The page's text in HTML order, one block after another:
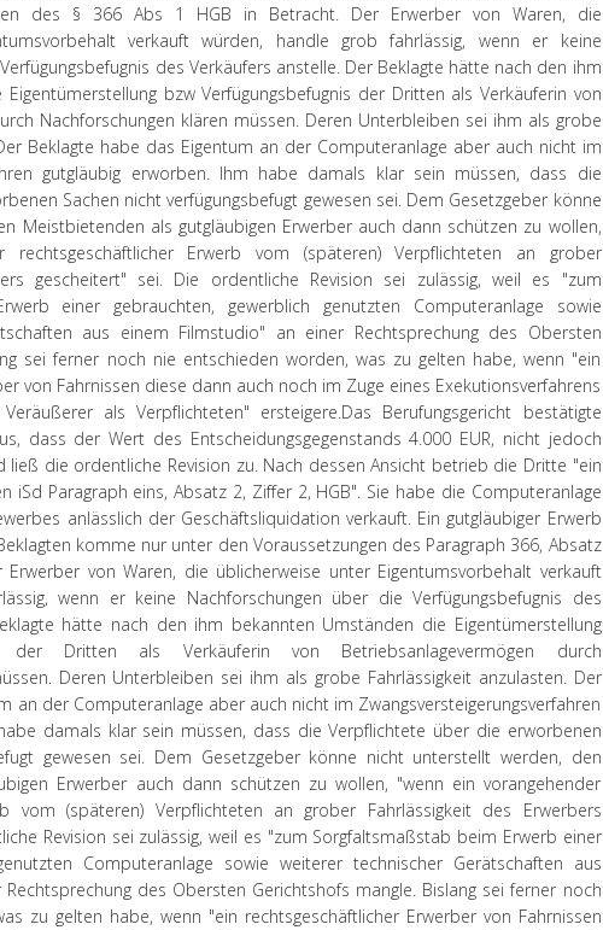
des § 366 Abs 1 HGB in Betracht. Der Erwerber von Waren, die
verkauft würden, handle grob fahrlässig, wenn er keine
des Verkäufers anstelle. Der Beklagte hätte nach den ihm
bzw Verfügungsbefugnis der Dritten als Verkäuferin von
Nachforschungen klären müssen. Deren Unterbleiben sei ihm als grobe
Beklagte habe das Eigentum an der Computeranlage aber auch nicht im
gutgläubig erworben. Ihm habe damals klar sein müssen, dass die
Sachen nicht verfügungsbefugt gewesen sei. Dem Gesetzgeber könne
Meistbietenden als gutgläubigen Erwerber auch dann schützen zu wollen,
rechtsgeschäftlicher Erwerb vom (späteren) Verpflichteten an grober
gescheitert" sei. Die ordentliche Revision sei zulässig, weil es "zum
einer gebrauchten, gewerblich genutzten Computeranlage sowie
aus einem Filmstudio" an einer Rechtsprechung des Obersten
sei ferner noch nie entschieden worden, was zu gelten habe, wenn "ein
von Fahrnissen diese dann auch noch im Zuge eines Exekutionsverfahrens
als Verpflichteten" ersteigere.Das Berufungsgericht bestätigte
dass der Wert des Entscheidungsgegenstands 4.000 EUR, nicht jedoch
ließ die ordentliche Revision zu. Nach dessen Ansicht betrieb die Dritte "ein
iSd Paragraph eins, Absatz 2, Ziffer 2, HGB". Sie habe die Computeranlage
anlässlich der Geschäftsliquidation verkauft. Ein gutgläubiger Erwerb
komme nur unter den Voraussetzungen des Paragraph 366, Absatz
von Waren, die üblicherweise unter Eigentumsvorbehalt verkauft
wenn er keine Nachforschungen über die Verfügungsbefugnis des
hätte nach den ihm bekannten Umständen die Eigentümerstellung
der Dritten als Verkäuferin von Betriebsanlagevermögen durch
Deren Unterbleiben sei ihm als grobe Fahrlässigkeit anzulasten. Der
an der Computeranlage aber auch nicht im Zwangsversteigerungsverfahren
damals klar sein müssen, dass die Verpflichtete über die erworbenen
gewesen sei. Dem Gesetzgeber könne nicht unterstellt werden, den
Erwerber auch dann schützen zu wollen, "wenn ein vorangehender
vom (späteren) Verpflichteten an grober Fahrlässigkeit des Erwerbers
Revision sei zulässig, weil es "zum Sorgfaltsmaßstab beim Erwerb einer
Computeranlage sowie weiterer technischer Gerätschaften aus
des Obersten Gerichtshofs mangle. Bislang sei ferner noch
zu gelten habe, wenn "ein rechtsgeschäftlicher Erwerber von Fahrnissen